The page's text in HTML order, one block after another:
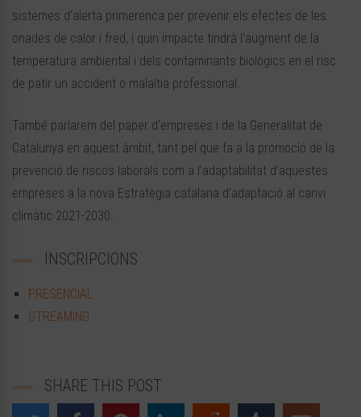
sistemes d’alerta primerenca per prevenir els efectes de les
onades de calor i fred, i quin impacte tindrà l’augment de la
temperatura ambiental i dels contaminants biològics en el risc
de patir un accident o malaltia professional.
També parlarem del paper d’empreses i de la Generalitat de
Catalunya en aquest àmbit, tant pel que fa a la promoció de la
prevenció de riscos laborals com a l’adaptabilitat d’aquestes
empreses a la nova Estratègia catalana d’adaptació al canvi
climàtic 2021-2030.
INSCRIPCIONS
PRESENCIAL
STREAMING
SHARE THIS POST